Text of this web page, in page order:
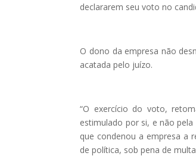
declararem seu voto no
O dono da empresa não
acatada pelo juízo.
“O exercício do voto,
estimulado por si, e não
que condenou a empresa a
de política, sob pena de